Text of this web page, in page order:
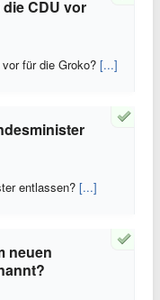
CDU vor
für die Groko? [...]
entlassen? [...]
neuen